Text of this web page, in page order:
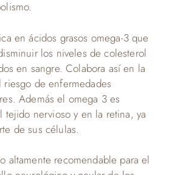
en ácidos grasos omega-3 que
los niveles de colesterol
en sangre. Colabora así­ en la
de enfermedades
Además el omega 3 es
tejido nervioso y en la retina, ya
de sus células.
altamente recomendable para el